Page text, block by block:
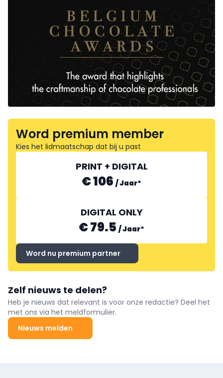
Word premium member
Kies het lidmaatschap dat bij u past
PRINT + DIGITAL
€ 106 /Jaar*
DIGITAL ONLY
€ 79.5 /Jaar*
Word nu premium partner
Zelf nieuws te delen?
Heb je nieuws dat relevant is voor onze redactie? Deel het
met ons via het meldformulier.
Nieuws melden